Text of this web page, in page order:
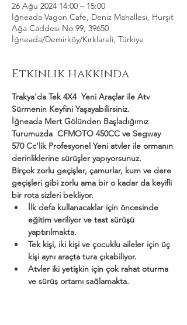
26 Ağu 2024 14:00 – 15:00
İğneada Vagon Cafe, Deniz Mahallesi, Hurşit
Ağa Caddesi No 99, 39650
İğneada/Demirköy/Kırklareli, Türkiye
Etkinlik hakkında
Trakya'da Tek 4X4  Yeni Araçlar ile Atv
Sürmenin Keyfini Yaşayabilirsiniz.
İğneada Mert Gölünden Başladığımız
Turumuzda  CFMOTO 450CC ve Segway
570 Cc'lik Profesyonel Yeni atvler ile ormanın
derinliklerine sürüşler yapıyorsunuz.
Birçok zorlu geçişler, çamurlar, kum ve dere
geçişleri gibi zorlu ama bir o kadar da keyifli
bir rota sizleri bekliyor.
İlk defa kullanacaklar için öncesinde
eğitim veriliyor ve test sürüşü
yaptırılmakta.
Tek kişi, iki kişi ve çocuklu aileler için üç
kişi aynı araçta tura çıkabiliyor.
Atvler iki yetişkin için çok rahat oturma
ve sürüş ortamı sağlamakta.